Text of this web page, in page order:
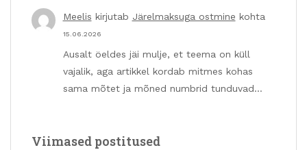
Meelis kirjutab Järelmaksuga ostmine kohta
15.06.2026
Ausalt öeldes jäi mulje, et teema on küll
vajalik, aga artikkel kordab mitmes kohas
sama mõtet ja mõned numbrid tunduvad…
Viimased postitused